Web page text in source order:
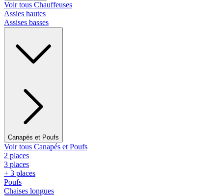
Voir tous Chauffeuses
Assies hautes
Assises basses
Canapés et Poufs
Voir tous Canapés et Poufs
2 places
3 places
+ 3 places
Poufs
Chaises longues